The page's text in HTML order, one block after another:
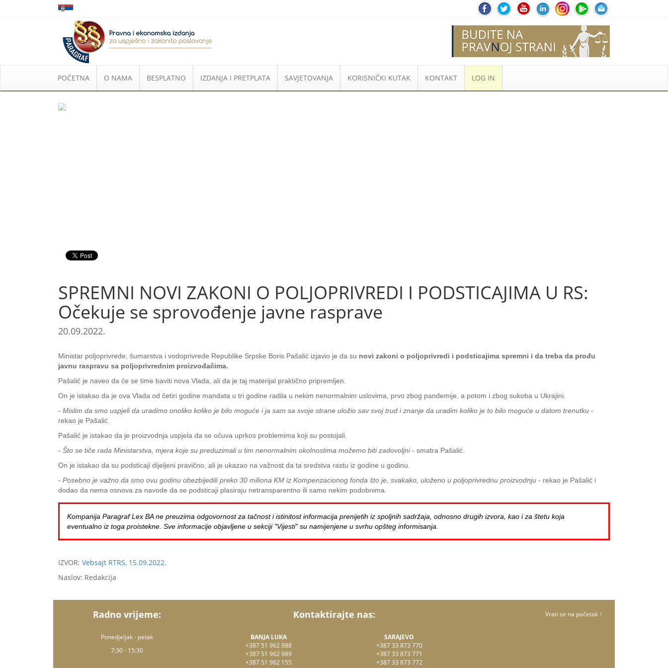
POČETNA O NAMA BESPLATNO IZDANJA I PRETPLATA SAVJETOVANJA KORISNIČKI KUTAK KONTAKT LOG IN
SPREMNI NOVI ZAKONI O POLJOPRIVREDI I PODSTICAJIMA U RS:
Očekuje se sprovođenje javne rasprave
20.09.2022.
Ministar poljoprivrede, šumarstva i vodoprivrede Republike Srpske Boris Pašalić izjavio je da su novi zakoni o poljoprivredi i podsticajima spremni i da treba da prođu
javnu raspravu sa poljoprivrednim proizvođačima.
Pašalić je naveo da će se time baviti nova Vlada, ali da je taj materijal praktično pripremljen.
On je istakao da je ova Vlada od četiri godine mandata u tri godine radila u nekim nenormalnim uslovima, prvo zbog pandemije, a potom i zbog sukoba u Ukrajini.
- Mislim da smo uspjeli da uradimo onoliko koliko je bilo moguće i ja sam sa svoje strane uložio sav svoj trud i znanje da uradim koliko je to bilo moguće u datom trenutku -
rekao je Pašalić.
Pašalić je istakao da je proizvodnja uspjela da se očuva uprkos problemima koji su postojali.
- Što se tiče rada Ministarstva, mjera koje su preduzimali u tim nenormalnim okolnostima možemo biti zadovoljni- smatra Pašalić.
On je istakao da su podsticaji dijeljeni pravično, ali je ukazao na važnost da ta sredstva rastu iz godine u godinu.
- Posebno je važno da smo ovu godinu obezbijedili preko 30 miliona KM iz Kompenzacionog fonda što je, svakako, uloženo u poljoprivrednu proizvodnju - rekao je Pašalić i
dodao da nema osnova za navode da se podsticaji plasiraju netransparentno ili samo nekim podobnima.
Kompanija Paragraf Lex BA ne preuzima odgovornost za tačnost i istinitost informacija prenijetih iz spoljnih sadržaja, odnosno drugih izvora, kao i za štetu koja
eventualno iz toga proistekne. Sve informacije objavljene u sekciji "Vijesti" su namijenjene u svrhu opšteg informisanja.
IZVOR: Vebsajt RTRS, 15.09.2022.
Naslov: Redakcija
Radno vrijeme:
Ponedjeljak - petak
7:30 - 15:30
Kontaktirajte nas:
BANJA LUKA
+387 51 962 988
+387 51 962 989
+387 51 962 155
SARAJEVO
+387 33 873 770
+387 33 873 771
+387 33 873 772
Vrati se na početak ↑